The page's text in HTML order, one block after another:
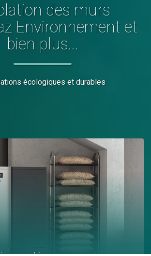
des murs
Environnement et
bien plus...
écologiques et durables